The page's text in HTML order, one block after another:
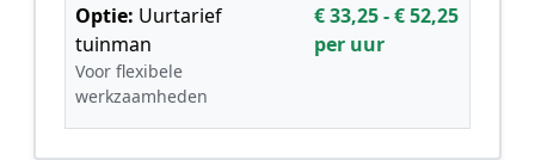
Optie: Uurtarief
tuinman
Voor flexibele
werkzaamheden
€ 33,25 - € 52,25
per uur